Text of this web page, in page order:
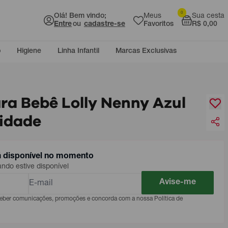
Olá! Bem vindo;
Entreou cadastre-se
Meus
Favoritos
Sua cesta
R$ 0,00
0
Higiene Linha Infantil Marcas Exclusivas
Bebê Lolly Nenny Azul
disponível no momento
estive disponível
Avise-me
comunicações, promoções e concorda com a nossa Política de